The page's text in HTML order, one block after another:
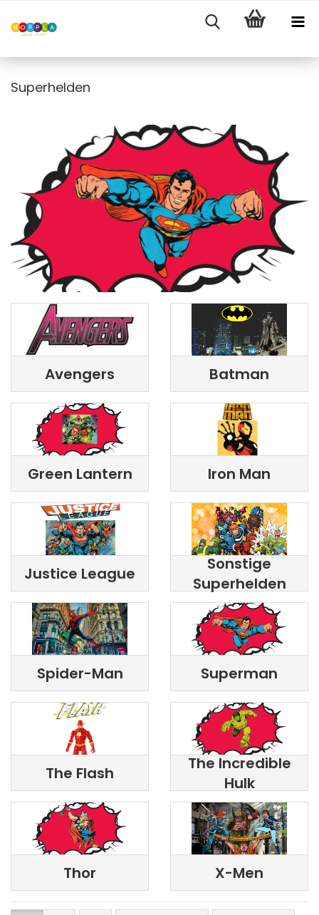
Superhelden
Avengers Batman
Green Lantern Iron Man
Justice League
Sonstige
Superhelden
Spider-Man Superman
The Flash
The Incredible
Hulk
Thor X-Men